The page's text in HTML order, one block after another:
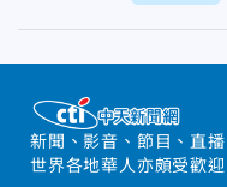
新聞、影音、節目、直
世界各地華人亦頗受歡